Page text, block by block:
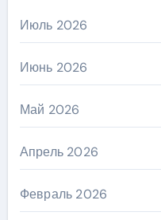
Июль 2026
Июнь 2026
Май 2026
Апрель 2026
Февраль 2026